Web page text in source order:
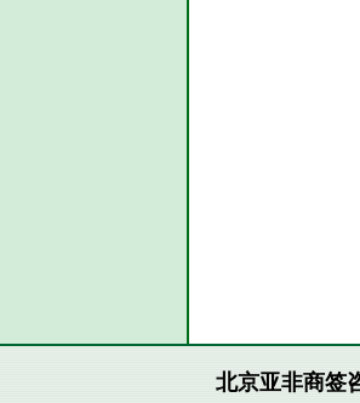
北京亚非商签